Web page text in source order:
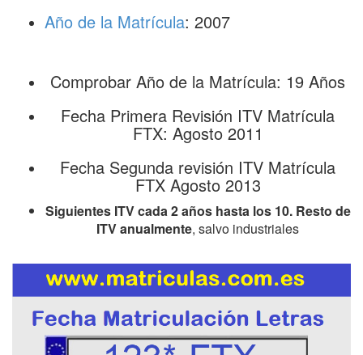
Año de la Matrícula: 2007
Comprobar Año de la Matrícula: 19 Años
Fecha Primera Revisión ITV Matrícula
FTX: Agosto 2011
Fecha Segunda revisión ITV Matrícula
FTX Agosto 2013
Siguientes ITV cada 2 años hasta los 10. Resto de
ITV anualmente, salvo industriales